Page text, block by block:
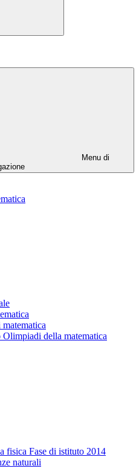
Menu di
Olimpiadi della matematica
fisica Fase di istituto 2014
naturali